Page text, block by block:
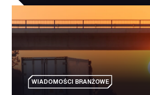
Jak fala upałów w Europie wpływa
WIADOMOŚCI BRANŻOWE